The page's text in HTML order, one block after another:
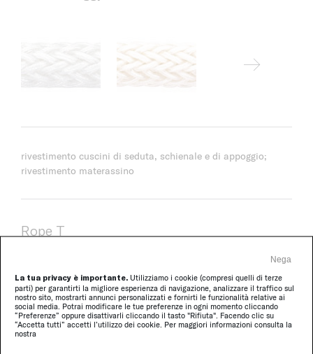
La tua privacy è importante. Utilizziamo i cookie (compresi quelli di terze
parti) per garantirti la migliore esperienza di navigazione, analizzare il traffico sul
nostro sito, mostrarti annunci personalizzati e fornirti le funzionalità relative ai
social media. Potrai modificare le tue preferenze in ogni momento cliccando
“Preferenze” oppure disattivarli cliccando il tasto "Rifiuta". Facendo clic su
“Accetta tutti” accetti l’utilizzo dei cookie. Per maggiori informazioni consulta la
nostra
Nega
rivestimento cuscini di seduta, schienale e di appoggio;
rivestimento materassino
Rope T